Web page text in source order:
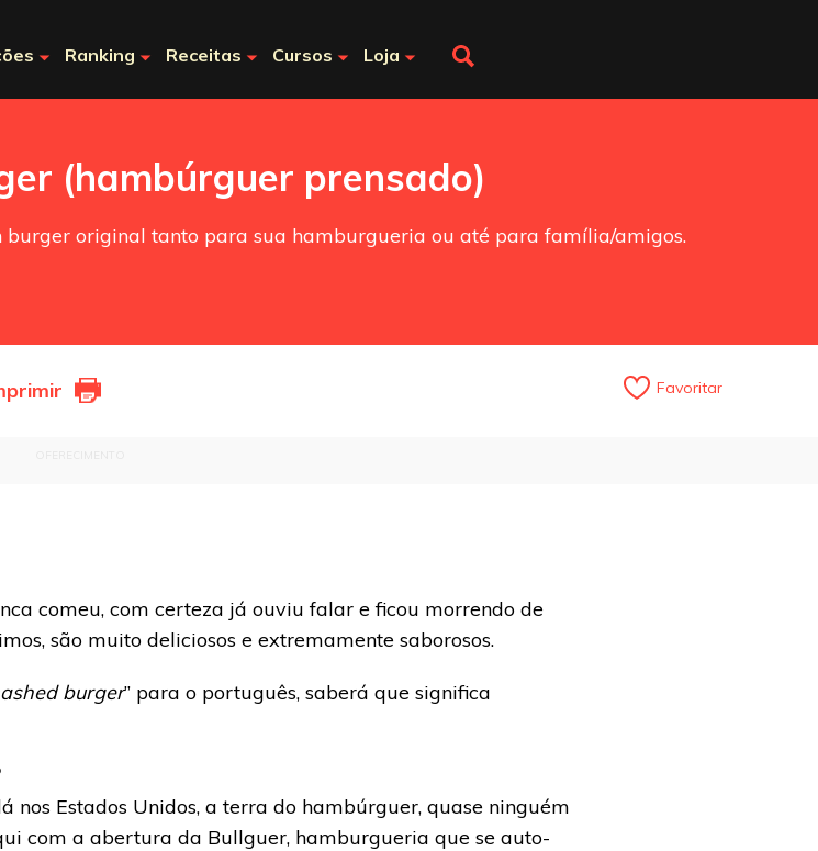
Ranking Receitas Cursos Loja
(hambúrguer prensado)
burger original tanto para sua hamburgueria ou até para família/amigos.
Favoritar
comeu, com certeza já ouviu falar e ficou morrendo de
são muito deliciosos e extremamente saborosos.
burger” para o português, saberá que significa
nos Estados Unidos, a terra do hambúrguer, quase ninguém
com a abertura da Bullguer, hamburgueria que se auto-